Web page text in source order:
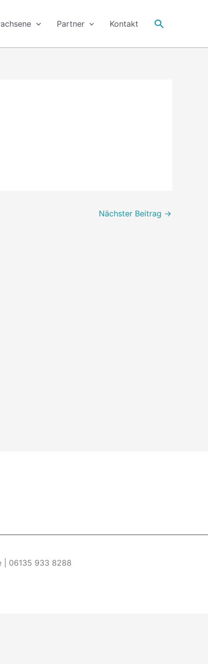
Partner Kontakt Suche
Nächster Beitrag →
| 06135 933 8288